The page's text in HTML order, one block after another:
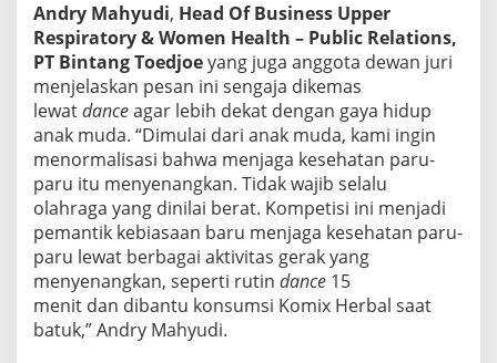
Andry Mahyudi, Head Of Business Upper
Respiratory & Women Health – Public Relations,
PT Bintang Toedjoeyang juga anggota dewan juri
menjelaskan pesan ini sengaja dikemas
lewatdanceagar lebih dekat dengan gaya hidup
anak muda. “Dimulai dari anak muda, kami ingin
menormalisasi bahwa menjaga kesehatan paru-
paru itu menyenangkan. Tidak wajib selalu
olahraga yang dinilai berat. Kompetisi ini menjadi
pemantik kebiasaan baru menjaga kesehatan paru-
paru lewat berbagai aktivitas gerak yang
menyenangkan, seperti rutin dance 15
menit dan dibantu konsumsi Komix Herbal saat
batuk,” Andry Mahyudi.